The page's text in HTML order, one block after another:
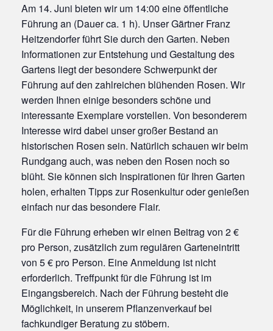
Am 14. Juni bieten wir um 14:00 eine öffentliche
Führung an (Dauer ca. 1 h). Unser Gärtner Franz
Heitzendorfer führt Sie durch den Garten. Neben
Informationen zur Entstehung und Gestaltung des
Gartens liegt der besondere Schwerpunkt der
Führung auf den zahlreichen blühenden Rosen. Wir
werden Ihnen einige besonders schöne und
interessante Exemplare vorstellen. Von besonderem
Interesse wird dabei unser großer Bestand an
historischen Rosen sein. Natürlich schauen wir beim
Rundgang auch, was neben den Rosen noch so
blüht. Sie können sich Inspirationen für Ihren Garten
holen, erhalten Tipps zur Rosenkultur oder genießen
einfach nur das besondere Flair.
Für die Führung erheben wir einen Beitrag von 2 €
pro Person, zusätzlich zum regulären Garteneintritt
von 5 € pro Person. Eine Anmeldung ist nicht
erforderlich. Treffpunkt für die Führung ist im
Eingangsbereich. Nach der Führung besteht die
Möglichkeit, in unserem Pflanzenverkauf bei
fachkundiger Beratung zu stöbern.